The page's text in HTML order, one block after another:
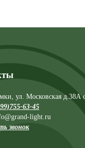
ул. Московская д.38А
63-45
light.ru
звонок